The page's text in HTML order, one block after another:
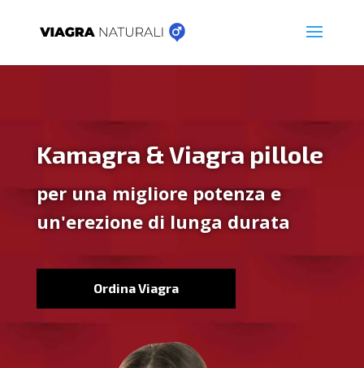
Kamagra & Viagra pillole
per una migliore potenza e
un'erezione di lunga durata
Ordina Viagra